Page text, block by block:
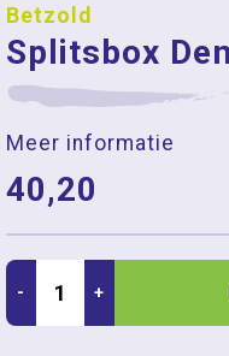
Betzold
Splitsbox
Meer informatie
40,20
- +